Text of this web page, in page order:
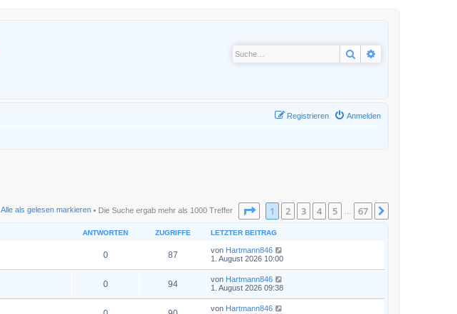
Suche
Anmelden
Registrieren
Alle als gelesen markieren • Die Suche ergab mehr als 1000 Treffer Seite von67
1 2 3 4 5 67
ANTWORTEN ZUGRIFFE LETZTER BEITRAG
0 87 von Hartmann846
1. August 2026 10:00
0 94 von Hartmann846
1. August 2026 09:38
von Hartmann846